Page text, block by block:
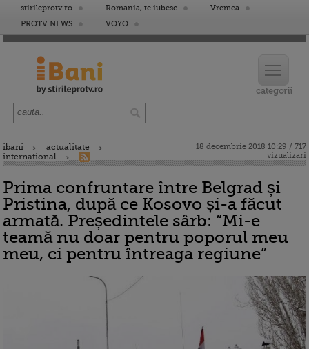
stirileprotv.ro Romania, te iubesc
Vremea
PROTV NEWS
VOYO
ibani
actualitate
international
18 decembrie 2018 10:29 / 717
vizualizari
Prima confruntare între Belgrad și
Pristina, după ce Kosovo și-a făcut
armată. Președintele sârb: “Mi-e
teamă nu doar pentru poporul meu
meu, ci pentru întreaga regiune”